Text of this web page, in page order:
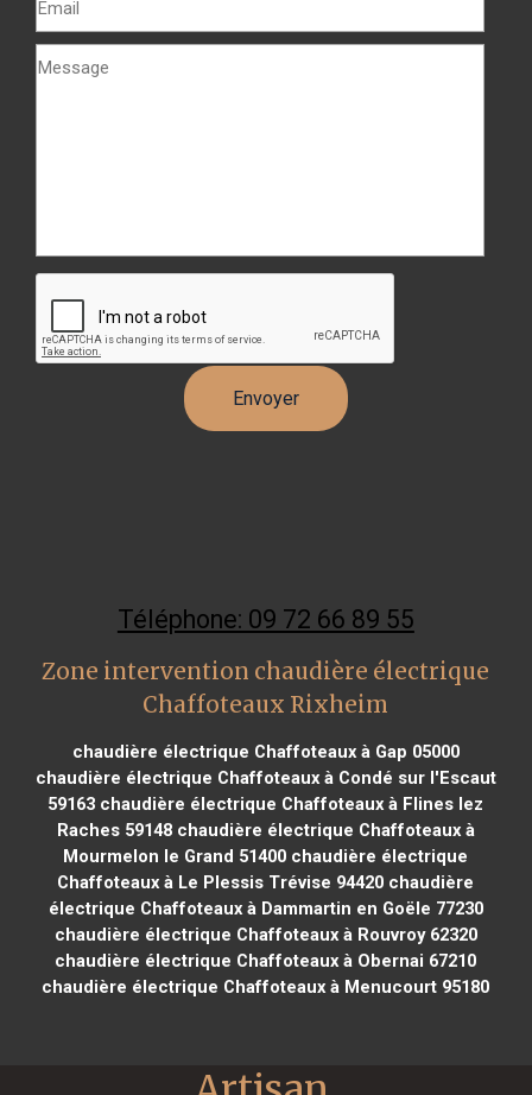
Téléphone: 09 72 66 89 55
Zone intervention chaudière électrique
Chaffoteaux Rixheim
chaudière électrique Chaffoteaux à Gap 05000
chaudière électrique Chaffoteaux à Condé sur l'Escaut
59163 chaudière électrique Chaffoteaux à Flines lez
Raches 59148chaudière électrique Chaffoteaux à
Mourmelon le Grand 51400 chaudière électrique
Chaffoteaux à Le Plessis Trévise 94420 chaudière
électrique Chaffoteaux à Dammartin en Goële 77230
chaudière électrique Chaffoteaux à Rouvroy 62320
chaudière électrique Chaffoteaux à Obernai 67210
chaudière électrique Chaffoteaux à Menucourt 95180